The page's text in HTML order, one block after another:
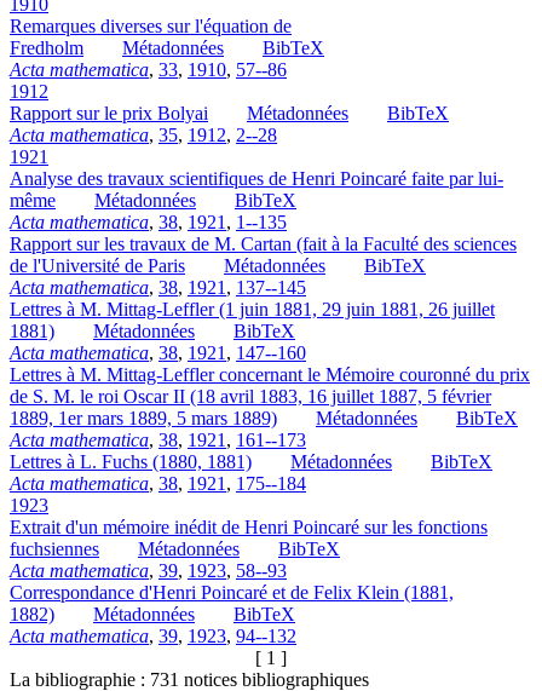
Remarques diverses sur l'équation de
Fredholm
Métadonnées
BibTeX
Acta mathematica, 33, 1910, 57--86
1912
Rapport sur le prix Bolyai
Métadonnées
BibTeX
Acta mathematica, 35, 1912, 2--28
1921
Analyse des travaux scientifiques de Henri Poincaré faite par lui-
même
Métadonnées
BibTeX
Acta mathematica, 38, 1921 , 1--135
Rapport sur les travaux de M. Cartan (fait à la Faculté des sciences
de l'Université de Paris
Métadonnées
BibTeX
Acta mathematica, 38, 1921 , 137--145
Lettres à M. Mittag-Leffler (1 juin 1881, 29 juin 1881, 26 juillet
1881)
Métadonnées
BibTeX
Acta mathematica, 38, 1921 , 147--160
Lettres à M. Mittag-Leffler concernant le Mémoire couronné du prix
de S. M. le roi Oscar II (18 avril 1883, 16 juillet 1887, 5 février
1889, 1er mars 1889, 5 mars 1889)
Métadonnées
BibTeX
Acta mathematica, 38, 1921 , 161--173
Lettres à L. Fuchs (1880, 1881)
Métadonnées
BibTeX
Acta mathematica, 38, 1921 , 175--184
1923
Extrait d'un mémoire inédit de Henri Poincaré sur les fonctions
fuchsiennes
Métadonnées
BibTeX
Acta mathematica, 39, 1923, 58--93
Correspondance d'Henri Poincaré et de Felix Klein (1881,
1882)
Métadonnées
BibTeX
Acta mathematica, 39, 1923, 94--132
[ 1 ]
La bibliographie : 731 notices bibliographiques